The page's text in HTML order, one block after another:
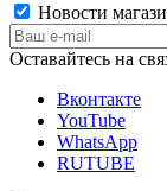
Новости
Оставайтесь на
Вконтакте
YouTube
WhatsApp
RUTUBE